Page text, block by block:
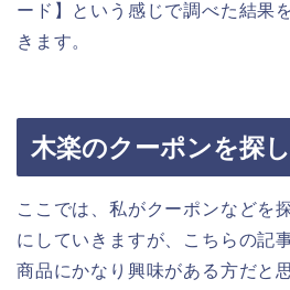
ード】という感じで調べた結果
きます。
木楽のクーポンを探
ここでは、私がクーポンなどを
にしていきますが、こちらの記
商品にかなり興味がある方だと